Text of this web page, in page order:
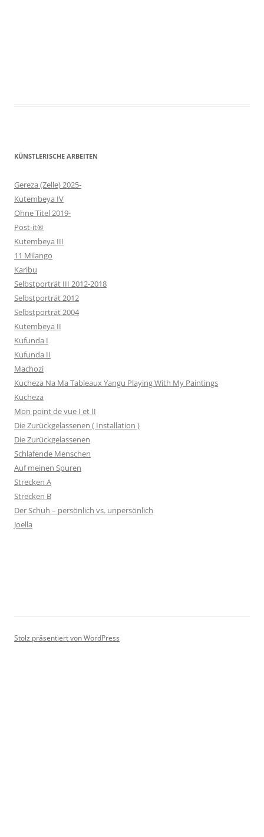
KÜNSTLERISCHE ARBEITEN
Gereza (Zelle) 2025-
Kutembeya IV
Ohne Titel 2019-
Post-it®
Kutembeya III
11 Milango
Karibu
Selbstporträt III 2012-2018
Selbstporträt 2012
Selbstporträt 2004
Kutembeya II
Kufunda I
Kufunda II
Machozi
Kucheza Na Ma Tableaux Yangu Playing With My Paintings
Kucheza
Mon point de vue I et II
Die Zurückgelassenen ( Installation )
Die Zurückgelassenen
Schlafende Menschen
Auf meinen Spuren
Strecken A
Strecken B
Der Schuh – persönlich vs. unpersönlich
Joella
Stolz präsentiert von WordPress